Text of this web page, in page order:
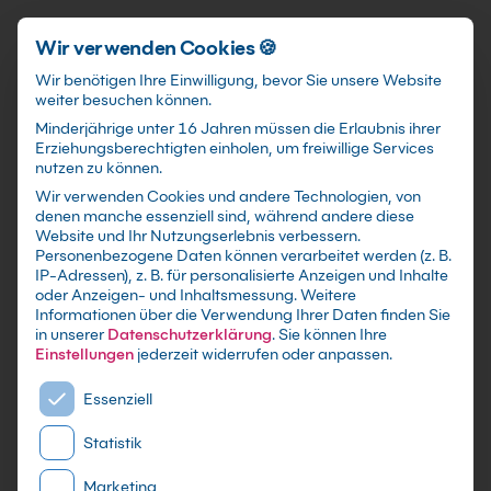
Schnellzugriff
Excel Kurs VBA Special
mit Zertifikat als Live Online Training,
Präsenzseminar in 21 Microsoft-
Schulungszentren sowie maßgeschneiderte
Firmen- oder Inhouse-Schulung für dein Team -
Lerne und erweitere dein Excel Wissen
Wir verwenden Cookies 🍪
Wir benötigen Ihre Einwilligung, bevor Sie unsere Website
weiter besuchen können.
Minderjährige unter 16 Jahren müssen die Erlaubnis ihrer
Erziehungsberechtigten einholen, um freiwillige Services
nutzen zu können.
Wir verwenden Cookies und andere Technologien, von
denen manche essenziell sind, während andere diese
Website und Ihr Nutzungserlebnis verbessern.
Personenbezogene Daten können verarbeitet werden (z. B.
IP-Adressen), z. B. für personalisierte Anzeigen und Inhalte
oder Anzeigen- und Inhaltsmessung.Weitere
Informationen über die Verwendung Ihrer Daten finden Sie
in unserer Datenschutzerklärung.Sie können Ihre
Einstellungen jederzeit widerrufen oder anpassen.
Es folgt eine Liste der Service-Gruppen, für die eine
Essenziell
Statistik
Marketing